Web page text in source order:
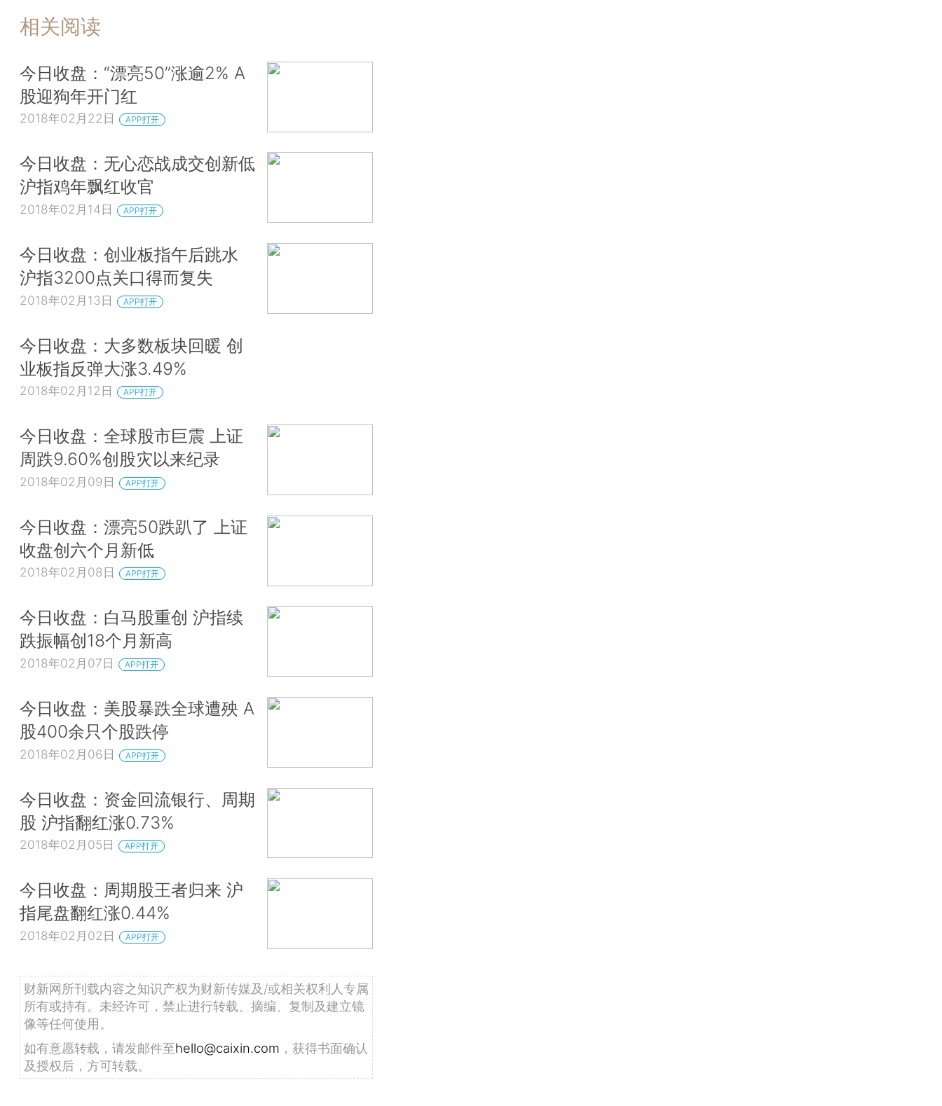
相关阅读
今日收盘：“漂亮50”涨逾2% A
股迎狗年开门红
2018年02月22日 APP打开
今日收盘：无心恋战成交创新低
沪指鸡年飘红收官
2018年02月14日 APP打开
今日收盘：创业板指午后跳水
沪指3200点关口得而复失
2018年02月13日 APP打开
今日收盘：大多数板块回暖 创
业板指反弹大涨3.49%
2018年02月12日 APP打开
今日收盘：全球股市巨震 上证
周跌9.60%创股灾以来纪录
2018年02月09日 APP打开
今日收盘：漂亮50跌趴了 上证
收盘创六个月新低
2018年02月08日 APP打开
今日收盘：白马股重创 沪指续
跌振幅创18个月新高
2018年02月07日 APP打开
今日收盘：美股暴跌全球遭殃 A
股400余只个股跌停
2018年02月06日 APP打开
今日收盘：资金回流银行、周期
股 沪指翻红涨0.73%
2018年02月05日 APP打开
今日收盘：周期股王者归来 沪
指尾盘翻红涨0.44%
2018年02月02日 APP打开
财新网所刊载内容之知识产权为财新传媒及/或相关权利人专属
所有或持有。未经许可，禁止进行转载、摘编、复制及建立镜
像等任何使用。
如有意愿转载，请发邮件至hello@caixin.com ，获得书面确认
及授权后，方可转载。